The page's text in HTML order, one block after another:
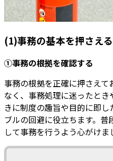
(1)事務の基本を押さえる
①事務の根拠を確認する
事務の根拠を正確に押さえ
なく、事務処理に迷ったと
きに制度の趣旨や目的に即
ブルの回避に役立ちます。
して事務を行うよう心がけま